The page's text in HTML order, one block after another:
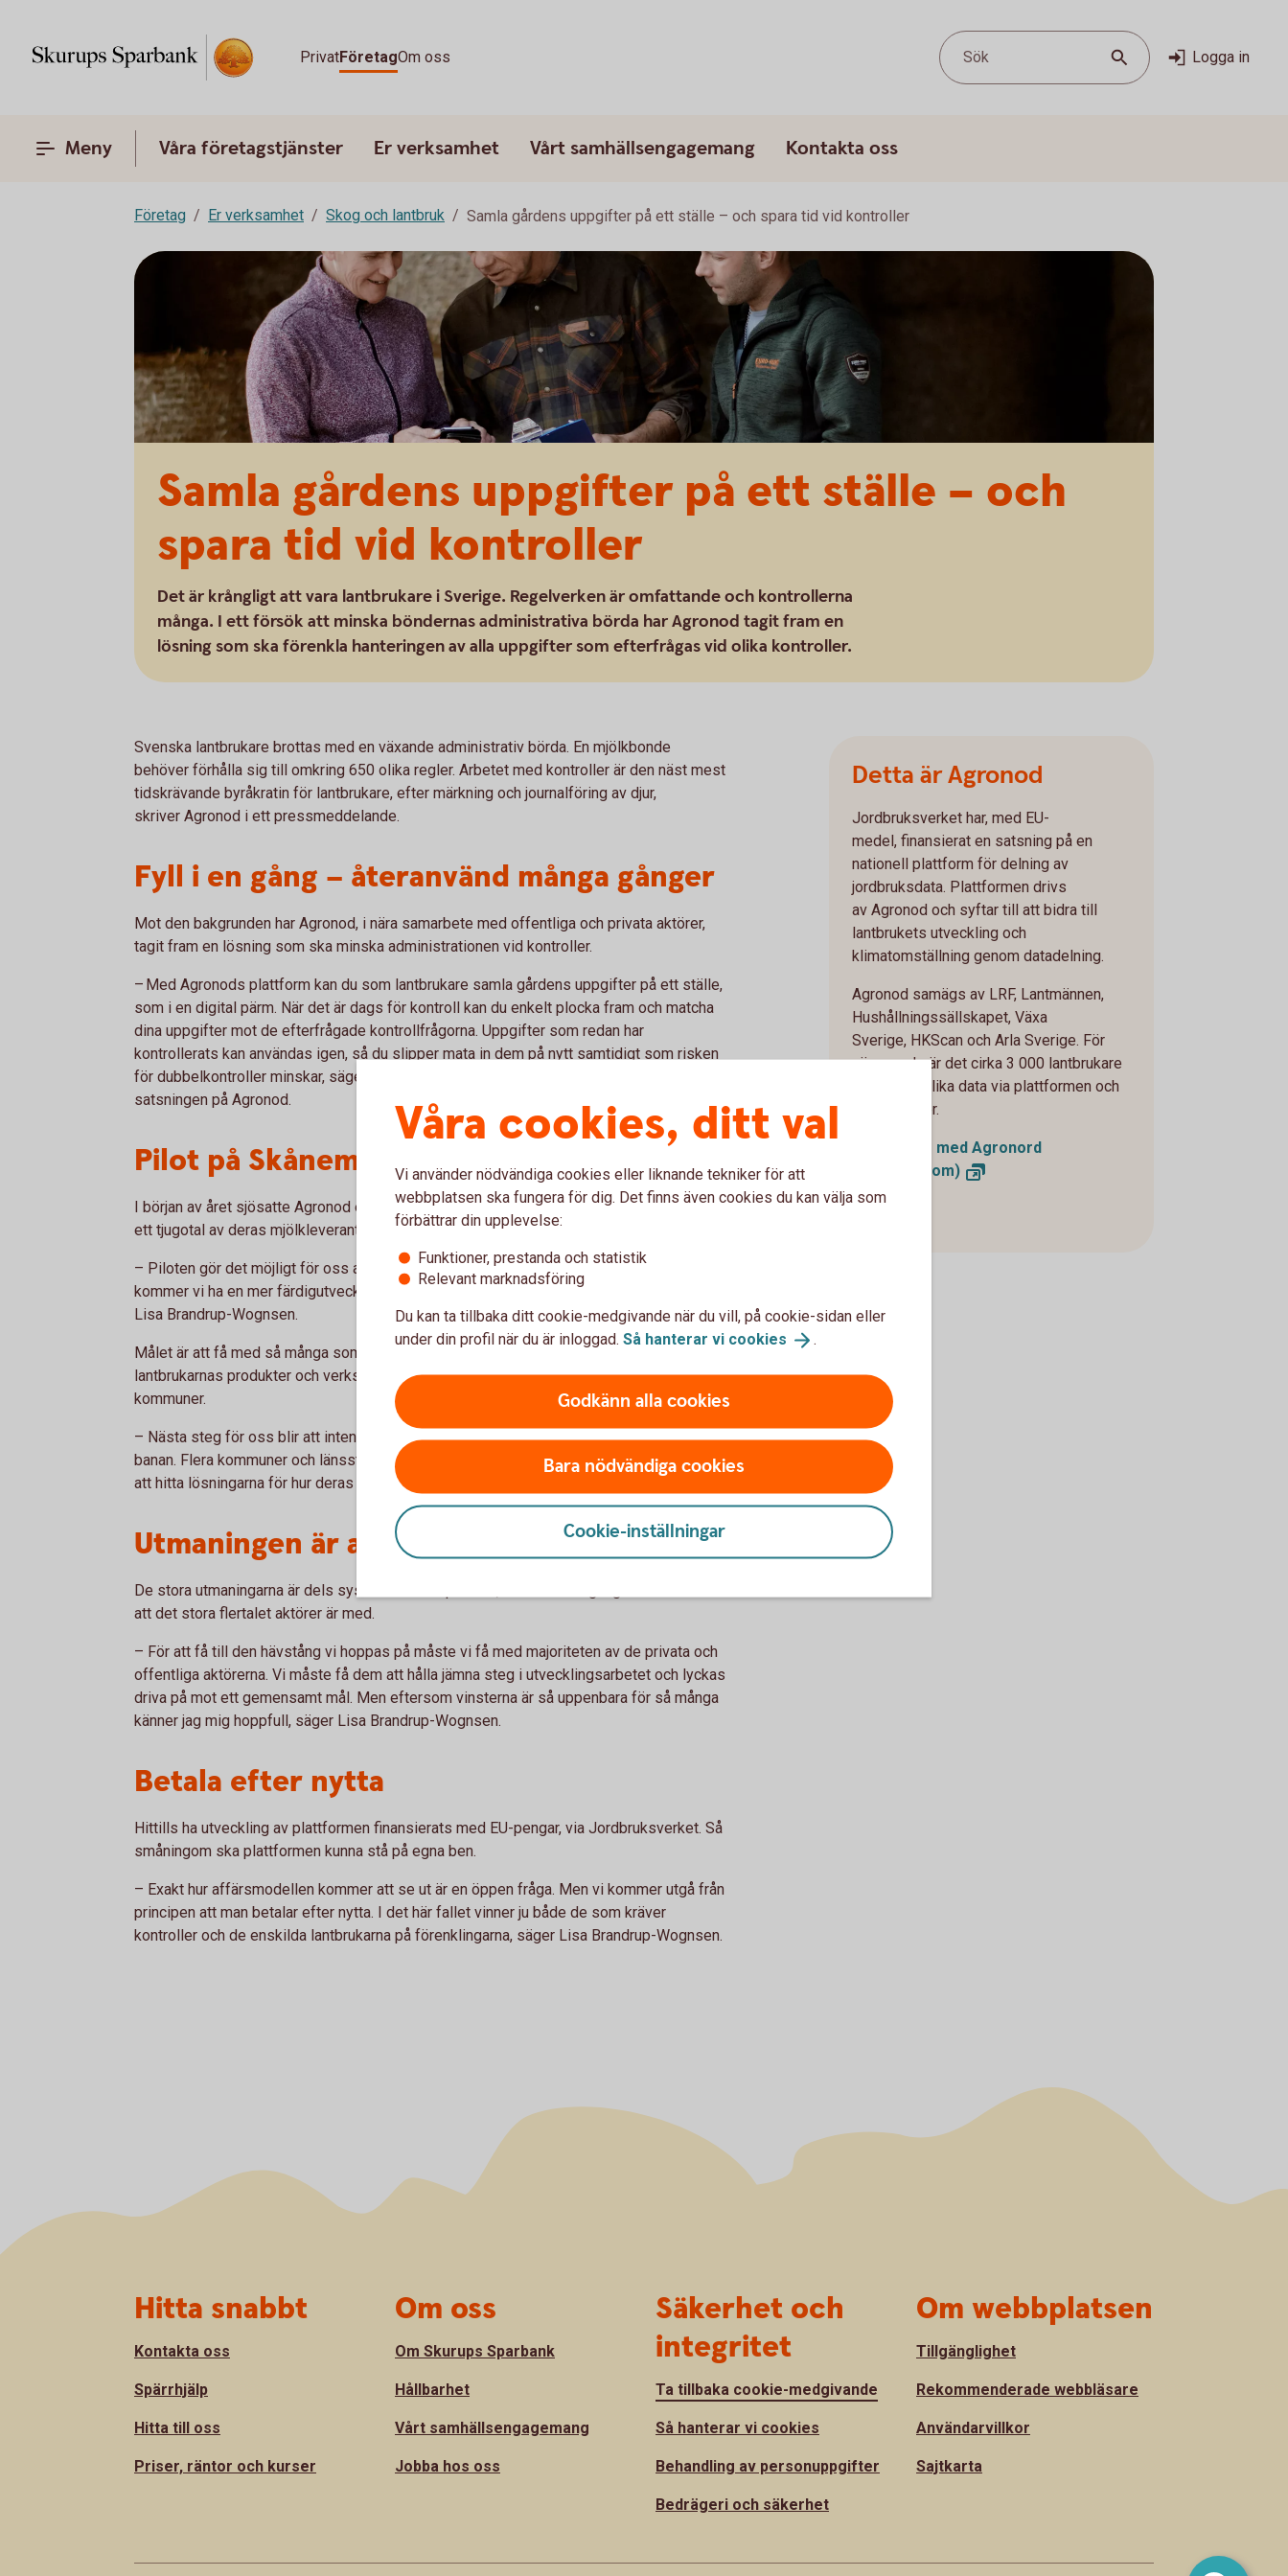
PrivatFöretagOm oss Sök Logga in
Meny Våra företagstjänster Er verksamhet Vårt samhällsengagemang Kontakta oss
Företag Er verksamhet Skog och lantbruk Samla gårdens uppgifter på ett ställe – och spara tid vid kontroller
Samla gårdens uppgifter på ett ställe – och
spara tid vid kontroller
Det är krångligt att vara lantbrukare i Sverige. Regelverken är omfattande och kontrollerna
många. I ett försök att minska böndernas administrativa börda har Agronod tagit fram en
lösning som ska förenkla hanteringen av alla uppgifter som efterfrågas vid olika kontroller.
Svenska lantbrukare brottas med en växande administrativ börda. En mjölkbonde
behöver förhålla sig till omkring 650 olika regler. Arbetet med kontroller är den näst mest
tidskrävande byråkratin för lantbrukare, efter märkning och journalföring av djur,
skriver Agronod i ett pressmeddelande.
Fyll i en gång – återanvänd många gånger
Mot den bakgrunden har Agronod, i nära samarbete med offentliga och privata aktörer,
tagit fram en lösning som ska minska administrationen vid kontroller.
– Med Agronods plattform kan du som lantbrukare samla gårdens uppgifter på ett ställe,
som i en digital pärm. När det är dags för kontroll kan du enkelt plocka fram och matcha
dina uppgifter mot de efterfrågade kontrollfrågorna. Uppgifter som redan har
kontrollerats kan användas igen, så du slipper mata in dem på nytt samtidigt som risken
för dubbelkontroller minskar, säger Lisa Brandrup-Wognsen som är ansvarig för
satsningen på Agronod.
Pilot på Skånemejerierna
I början av året sjösatte Agronod en pilot, där lösningen testas av Skånemejerierna och
ett tjugotal av deras mjölkleverantörer.
– Piloten gör det möjligt för oss att testa, anpassa och lära oss. Innan året är slut
kommer vi ha en mer färdigutvecklad plattform som kan användas på bred front, säger
Lisa Brandrup-Wognsen.
Målet är att få med så många som möjligt av de aktörer som utför kontroller av
lantbrukarnas produkter och verksamhet, som mejerier, slakterier, länsstyrelser och
kommuner.
– Nästa steg för oss blir att intensifiera arbetet med att få med oss myndigheterna på
banan. Flera kommuner och länsstyrelser har redan visat intresse och vi jobbar nu med
att hitta lösningarna för hur deras koppling till plattformen ska se ut, säger hon.
Utmaningen är antalet
De stora utmaningarna är dels systemens komplexitet, dels att framgångarna förutsätter
att det stora flertalet aktörer är med.
– För att få till den hävstång vi hoppas på måste vi få med majoriteten av de privata och
offentliga aktörerna. Vi måste få dem att hålla jämna steg i utvecklingsarbetet och lyckas
driva på mot ett gemensamt mål. Men eftersom vinsterna är så uppenbara för så många
känner jag mig hoppfull, säger Lisa Brandrup-Wognsen.
Betala efter nytta
Hittills ha utveckling av plattformen finansierats med EU-pengar, via Jordbruksverket. Så
småningom ska plattformen kunna stå på egna ben.
– Exakt hur affärsmodellen kommer att se ut är en öppen fråga. Men vi kommer utgå från
principen att man betalar efter nytta. I det här fallet vinner ju både de som kräver
kontroller och de enskilda lantbrukarna på förenklingarna, säger Lisa Brandrup-Wognsen.
Detta är Agronod
Jordbruksverket har, med EU-
medel, finansierat en satsning på en
nationell plattform för delning av
jordbruksdata. Plattformen drivs
av Agronod och syftar till att bidra till
lantbrukets utveckling och
klimatomställning genom datadelning.
Agronod samägs av LRF, Lantmännen,
Hushållningssällskapet, Växa
Sverige, HKScan och Arla Sverige. För
närvarande är det cirka 3 000 lantbrukare
som delar olika data via plattformen och
antalet växer.
Kom i gång med Agronord
(agronod.com)
Våra cookies, ditt val
Vi använder nödvändiga cookies eller liknande tekniker för att
webbplatsen ska fungera för dig. Det finns även cookies du kan välja som
förbättrar din upplevelse:
Funktioner, prestanda och statistik
Relevant marknadsföring
Du kan ta tillbaka ditt cookie-medgivande när du vill, på cookie-sidan eller
under din profil när du är inloggad. Så hanterar vi cookies .
Godkänn alla cookies
Bara nödvändiga cookies
Cookie-inställningar
Hitta snabbt
Kontakta oss
Spärrhjälp
Hitta till oss
Priser, räntor och kurser
Om oss
Om Skurups Sparbank
Hållbarhet
Vårt samhällsengagemang
Jobba hos oss
Säkerhet och
integritet
Ta tillbaka cookie-medgivande
Så hanterar vi cookies
Behandling av personuppgifter
Bedrägeri och säkerhet
Om webbplatsen
Tillgänglighet
Rekommenderade webbläsare
Användarvillkor
Sajtkarta